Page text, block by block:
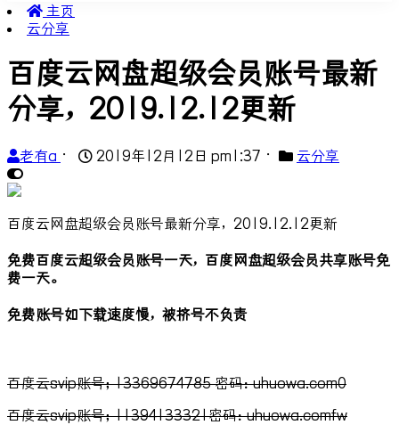
主页
云分享
百度云网盘超级会员账号最新
分享，2019.12.12更新
老有a • 2019年12月12日 pm1:37 • 云分享
百度云网盘超级会员账号最新分享，2019.12.12更新
免费百度云超级会员账号一天，百度网盘超级会员共享账号免
费一天。
免费账号如下载速度慢，被挤号不负责
百度云svip账号；13369674785 密码：uhuowa.com0
百度云svip账号；11394133321密码：uhuowa.comfw